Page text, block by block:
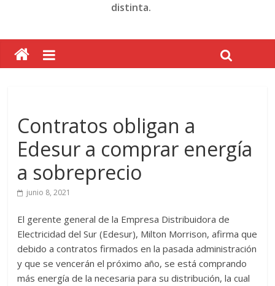
distinta.
Contratos obligan a
Edesur a comprar energía
a sobreprecio
junio 8, 2021
El gerente general de la Empresa Distribuidora de
Electricidad del Sur (Edesur), Milton Morrison, afirma que
debido a contratos firmados en la pasada administración
y que se vencerán el próximo año, se está comprando
más energía de la necesaria para su distribución, la cual